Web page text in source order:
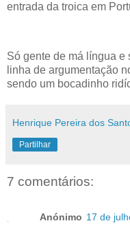
entrada da troica em
Só gente de má língua e
linha de argumentação
sendo um bocadinho
Henrique Pereira dos
Partilhar
7 comentários:
Anónimo 17 de